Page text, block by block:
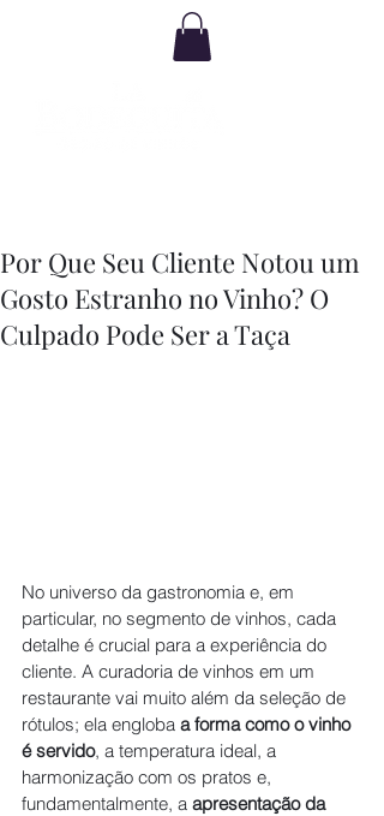
Por Que Seu Cliente Notou um
Gosto Estranho no Vinho? O
Culpado Pode Ser a Taça
No universo da gastronomia e, em
particular, no segmento de vinhos, cada
detalhe é crucial para a experiência do
cliente. A curadoria de vinhos em um
restaurante vai muito além da seleção de
rótulos; ela engloba a forma como o vinho
é servido, a temperatura ideal, a
harmonização com os pratos e,
fundamentalmente, a apresentação da